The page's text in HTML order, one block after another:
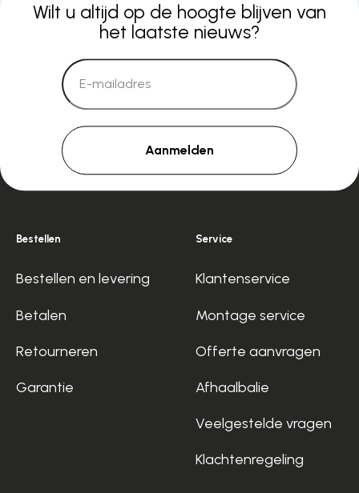
Wilt u altijd op de hoogte blijven van
het laatste nieuws?
Aanmelden
Bestellen
Bestellen en levering
Betalen
Retourneren
Garantie
Service
Klantenservice
Montage service
Offerte aanvragen
Afhaalbalie
Veelgestelde vragen
Klachtenregeling